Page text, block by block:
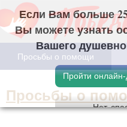
Если Вам больше
можете узнать
Просьбы о помощи
Просьбы о